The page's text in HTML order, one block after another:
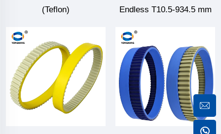
(Teflon) Endless T10.5-934.5 mm